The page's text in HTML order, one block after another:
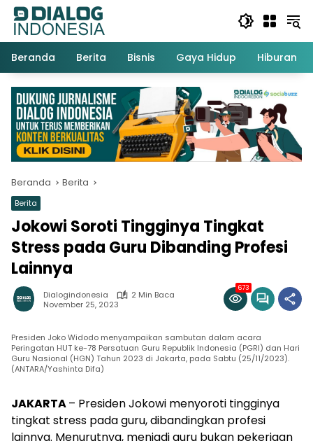
Langsung
konten
Beranda
Berita Bisnis Gaya Hidup Hiburan
Beranda Berita
Berita
Jokowi Soroti Tingginya Tingkat
Stress pada Guru Dibanding Profesi
Lainnya
Dialogindonesia
2 Min Baca
November 25, 2023
673
Presiden Joko Widodo menyampaikan sambutan dalam acara
Peringatan HUT ke-78 Persatuan Guru Republik Indonesia (PGRI) dan Hari
Guru Nasional (HGN) Tahun 2023 di Jakarta, pada Sabtu (25/11/2023).
(ANTARA/Yashinta Difa)
JAKARTA– Presiden Jokowi menyoroti tingginya
tingkat stress pada guru, dibandingkan profesi
lainnya. Menurutnya, menjadi guru bukan pekerjaan